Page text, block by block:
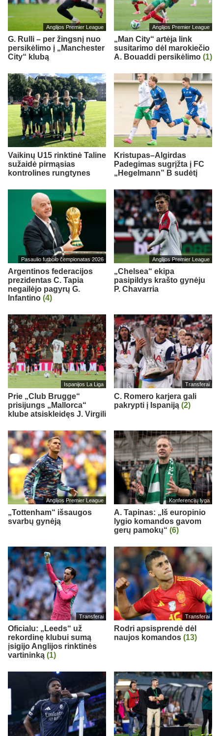
Anglijos Premier League
G. Rulli – per žingsnį nuo
persikėlimo į „Manchester
City“ klubą
Anglijos Premier League
„Man City“ artėja link
susitarimo dėl marokiečio
A. Bouaddi persikėlimo (1)
Vaikinų U15 rinktinė Taline
sužaidė pirmąsias
kontrolines rungtynes
Kristupas–Algirdas
Padegimas sugrįžta į FC
„Hegelmann” B sudėtį
Pasaulio futbolo čempionatas 2026
Argentinos federacijos
prezidentas C. Tapia
negailėjo pagyrų G.
Infantino (4)
Anglijos Premier League
„Chelsea“ ekipa
pasipildys krašto gynėju
P. Chavarria
Ispanijos La Liga
Prie „Club Brugge“
prisijungs „Mallorca“
klube atsiskleidęs J. Virgili
Transferai
C. Romero karjera gali
pakrypti į Ispaniją (2)
Anglijos Premier League
„Tottenham“ išsaugos
svarbų gynėją
Konferencijų lyga
A. Tapinas: „Iš europinio
lygio komandos gavom
gerų pamokų“ (6)
Transferai
Oficialu: „Leeds“ už
rekordinę klubui sumą
įsigijo Anglijos rinktinės
vartininką (1)
Transferai
Rodri apsisprendė dėl
naujos komandos (13)